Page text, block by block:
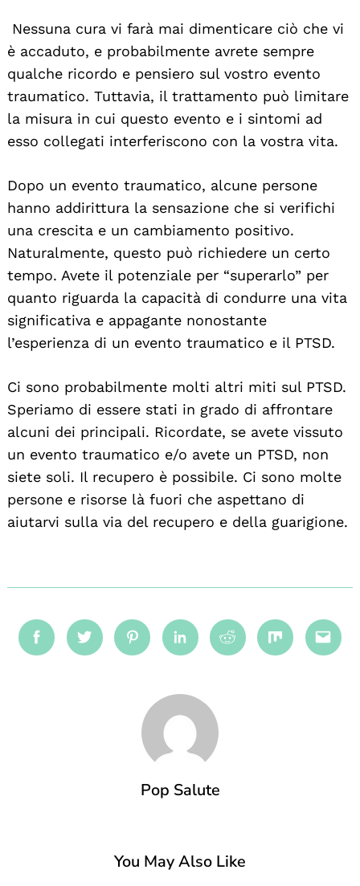
Nessuna cura vi farà mai dimenticare ciò che vi
è accaduto, e probabilmente avrete sempre
qualche ricordo e pensiero sul vostro evento
traumatico. Tuttavia, il trattamento può limitare
la misura in cui questo evento e i sintomi ad
esso collegati interferiscono con la vostra vita.
Dopo un evento traumatico, alcune persone
hanno addirittura la sensazione che si verifichi
una crescita e un cambiamento positivo.
Naturalmente, questo può richiedere un certo
tempo. Avete il potenziale per “superarlo” per
quanto riguarda la capacità di condurre una vita
significativa e appagante nonostante
l’esperienza di un evento traumatico e il PTSD.
Ci sono probabilmente molti altri miti sul PTSD.
Speriamo di essere stati in grado di affrontare
alcuni dei principali. Ricordate, se avete vissuto
un evento traumatico e/o avete un PTSD, non
siete soli. Il recupero è possibile. Ci sono molte
persone e risorse là fuori che aspettano di
aiutarvi sulla via del recupero e della guarigione.
FacebookTwitterPinterestLinkedinRedditMix
Pop Salute
You May Also Like